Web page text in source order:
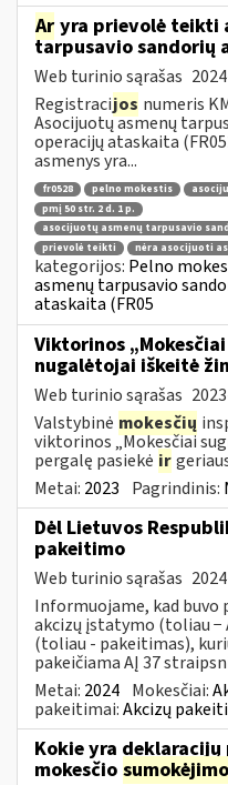
Ar yra prievolė teikti
tarpusavio sandorių
Web turinio sąrašas
Registracijos numeris
Asocijuotų asmenų
operacijų ataskaita
asmenys yra...
fr0528 pelno mokestis
pmį 50 str. 2 d. 1 p.
asocijuotų asmenų tarpusavio
prievolė teikti
nėra asocijuoti
kategorijos: Pelno
asmenų tarpusavio
ataskaita (FR05
Viktorinos
nugalėtojai iškeitė
Web turinio sąrašas
Valstybinė mokesčių
viktorinos „Mokesčiai
pergalę pasiekė ir
Metai: 2023 Pagrindinis:
Dėl Lietuvos
pakeitimo
Web turinio sąrašas
Informuojame, kad buvo
akcizų įstatymo (toliau −
(toliau - pakeitimas),
pakeičiama AĮ 37
Metai: 2024 Mokesčiai:
pakeitimai:Akcizų
Kokie yra
mokesčio sumokėjimo